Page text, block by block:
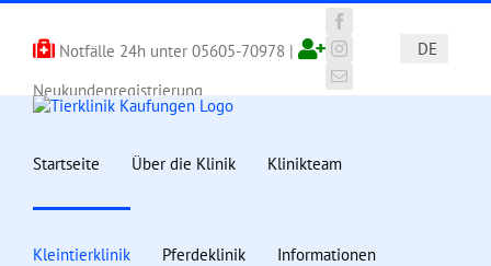
Zum
springen Notfälle 24h unter 05605-70978 |
Neukundenregistrierung
Facebook
Instagram
E-
Mail
DE
Startseite Über die Klinik Klinikteam
Kleintierklinik Pferdeklinik Informationen